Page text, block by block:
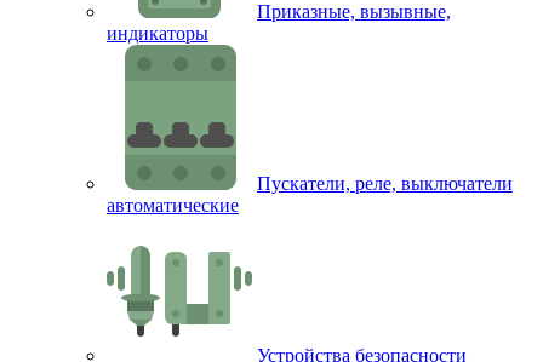
Приказные, вызывные,
индикаторы
Пускатели, реле, выключатели
автоматические
Устройства безопасности